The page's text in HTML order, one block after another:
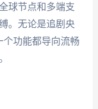
球节点和多端支
。无论是追剧央
个功能都导向流畅